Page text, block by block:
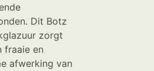
Dit Botz
zorgt
fraaie en
afwerking van